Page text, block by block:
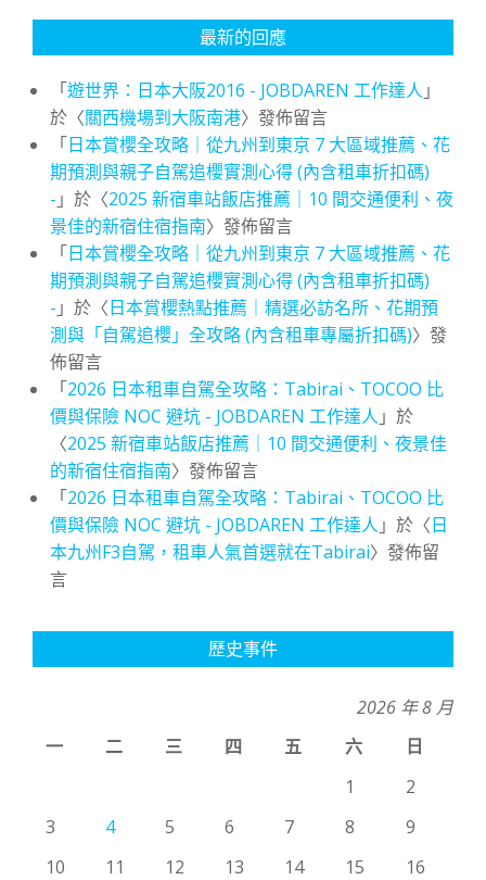
最新的回應
「遊世界：日本大阪2016 - JOBDAREN 工作達人 」
於〈關西機場到大阪南港〉發佈留言
「日本賞櫻全攻略｜從九州到東京 7 大區域推薦、花
期預測與親子自駕追櫻實測心得 (內含租車折扣碼)
- 」於〈2025 新宿車站飯店推薦｜10 間交通便利、夜
景佳的新宿住宿指南〉發佈留言
「日本賞櫻全攻略｜從九州到東京 7 大區域推薦、花
期預測與親子自駕追櫻實測心得 (內含租車折扣碼)
- 」於〈日本賞櫻熱點推薦｜精選必訪名所、花期預
測與「自駕追櫻」全攻略 (內含租車專屬折扣碼)〉發
佈留言
「2026 日本租車自駕全攻略：Tabirai、TOCOO 比
價與保險 NOC 避坑 - JOBDAREN 工作達人 」於
〈2025 新宿車站飯店推薦｜10 間交通便利、夜景佳
的新宿住宿指南〉發佈留言
「2026 日本租車自駕全攻略：Tabirai、TOCOO 比
價與保險 NOC 避坑 - JOBDAREN 工作達人 」於〈日
本九州F3自駕，租車人氣首選就在Tabirai〉發佈留
言
歷史事件
2026 年 8 月
一
二 三 四 五 六
日
1
2
3
4 5 6 7 8
9
10
11 12 13 14 15
16